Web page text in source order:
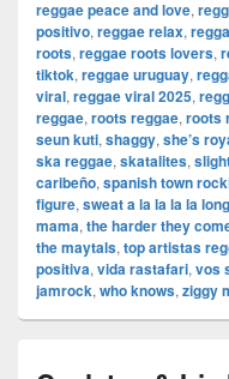
reggae peace and love,
positivo, reggae relax,
roots, reggae roots lovers,
tiktok, reggae uruguay,
viral, reggae viral 2025,
reggae, roots reggae, roots
seun kuti, shaggy, she’s
ska reggae, skatalites,
caribeño, spanish town
figure, sweat a la la la la long
mama, the harder they
the maytals, top artistas
positiva, vida rastafari, vos
jamrock, who knows, ziggy